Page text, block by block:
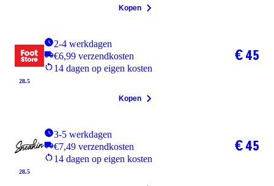
Kopen
2-4 werkdagen
€6,99 verzendkosten
14 dagen op eigen kosten
28.5
€ 45
Kopen
3-5 werkdagen
€7,49 verzendkosten
14 dagen op eigen kosten
28.5
€ 45